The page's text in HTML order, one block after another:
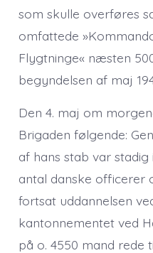
som skulle overføres
omfattede
Flygtninge« næsten
begyndelsen af maj
Den 4. maj om
Brigaden følgende:
af hans stab var
antal danske officerer
fortsat uddannelsen
kantonnementet ved
på o. 4550 mand rede